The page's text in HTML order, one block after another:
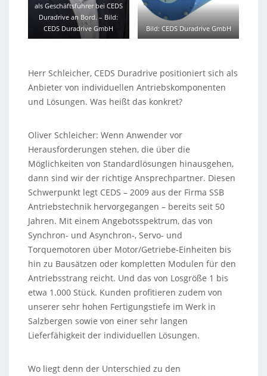
als Geschäftsführer bei CEDS
Duradrive an Bord.– Bild:
CEDS Duradrive GmbH
Bild: CEDS Duradrive GmbH
Herr Schleicher, CEDS Duradrive positioniert sich als
Anbieter von individuellen Antriebskomponenten
und Lösungen. Was heißt das konkret?
Oliver Schleicher: Wenn Anwender vor
Herausforderungen stehen, die über die
Möglichkeiten von Standardlösungen hinausgehen,
dann sind wir der richtige Ansprechpartner. Diesen
Schwerpunkt legt CEDS – 2009 aus der Firma SSB
Antriebstechnik hervorgegangen – bereits seit 50
Jahren. Mit einem Angebotsspektrum, das von
Synchron- und Asynchron-, Servo- und
Torquemotoren über Motor/Getriebe-Einheiten bis
hin zu Bausätzen oder kompletten Modulen für den
Antriebsstrang reicht. Und das von Losgröße 1 bis
etwa 1.000 Stück. Kunden profitieren zudem von
unserer sehr hohen Fertigungstiefe im Werk in
Salzbergen sowie von einer sehr langen
Lieferfähigkeit der individuellen Lösungen.
Wo liegt denn der Unterschied zu den